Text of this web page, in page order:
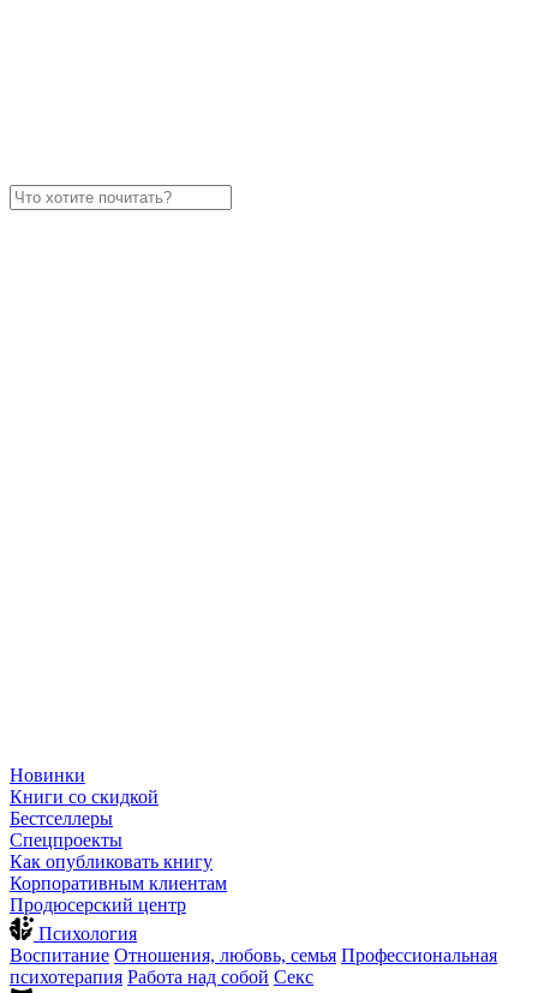
Новинки
Книги со скидкой
Бестселлеры
Спецпроекты
Как опубликовать книгу
Корпоративным клиентам
Продюсерский центр
Психология
Воспитание Отношения, любовь, семья Профессиональная
психотерапия Работа над собой Секс